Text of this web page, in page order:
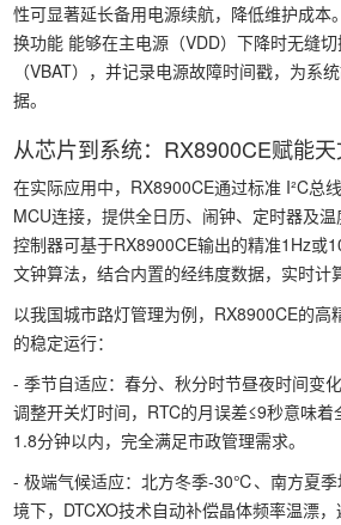
性可显著延长备用电源续航，降低维护成本
换功能 能够在主电源（VDD）下降时无缝
（VBAT），并记录电源故障时间戳，为系
据。
从芯片到系统：RX8900CE赋能
在实际应用中，RX8900CE通过标准 I²C总
MCU连接，提供全日历、闹钟、定时器及
控制器可基于RX8900CE输出的精准1Hz或
文钟算法，结合内置的经纬度数据，实时计
以我国城市路灯管理为例，RX8900CE的高
的稳定运行：
- 季节自适应：春分、秋分时节昼夜时间变
调整开关灯时间，RTC的月误差≤9秒意味
1.8分钟以内，完全满足市政管理需求。
- 极端气候适应：北方冬季-30℃、南方夏
境下，DTCXO技术自动补偿晶体频率温漂